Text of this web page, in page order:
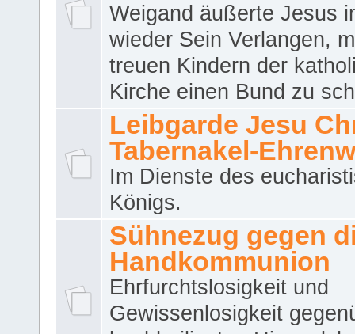
Weigand äußerte Jesus
wieder Sein Verlangen,
treuen Kindern der
Kirche einen Bund zu
Leibgarde Jesu
Tabernakel-
Im Dienste des
Königs.
Sühnezug gegen
Handkommunion
Ehrfurchtslosigkeit und
Gewissenlosigkeit